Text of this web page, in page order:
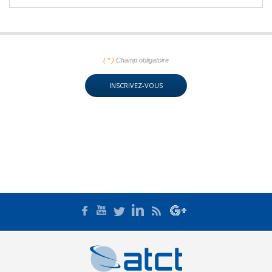
( * ) Champ obligatoire
INSCRIVEZ-VOUS